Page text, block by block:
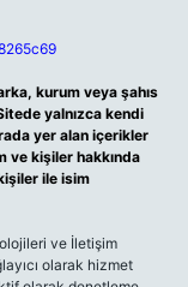
kurum veya şahıs
yalnızca kendi
yer alan içerikler
ve kişiler hakkında
ile isim
ve İletişim
olarak hizmet